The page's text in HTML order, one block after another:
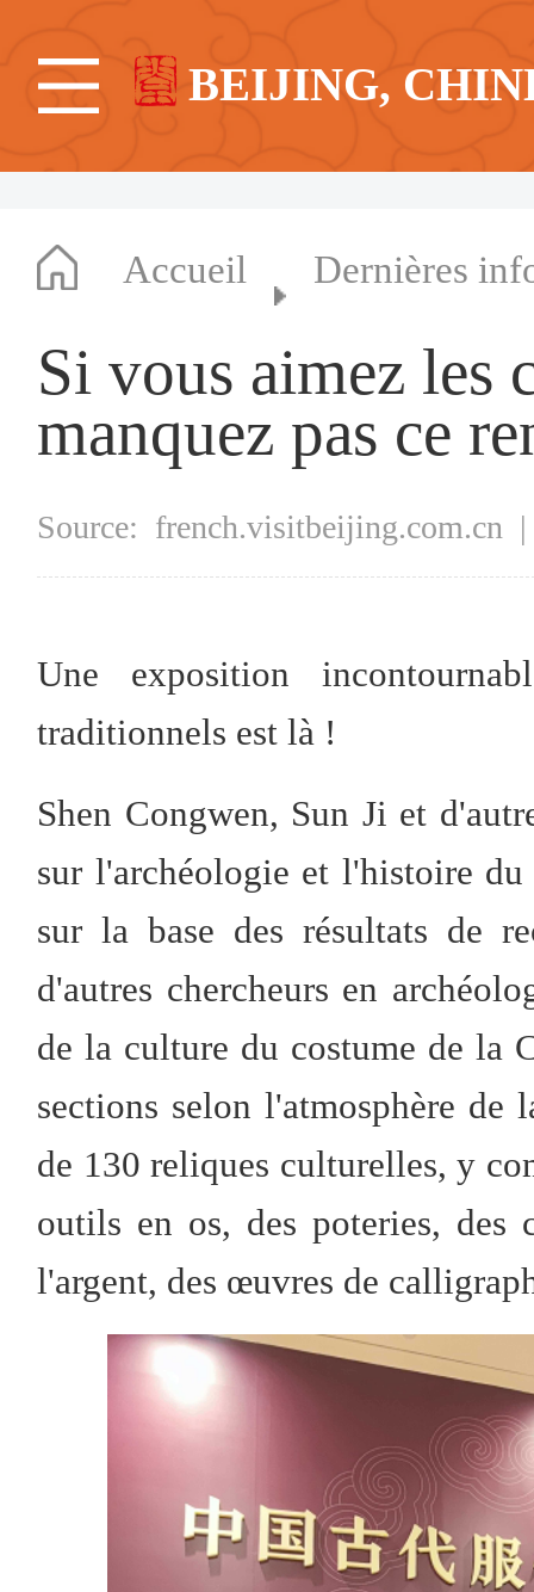
BEIJING,
Accueil Dernières
Si vous aimez les
manquez pas ce
Source: french.visitbeijing.com.cn
Une exposition
traditionnels est là !
Shen Congwen, Sun Ji et
sur l'archéologie et l'histoire
sur la base des résultats de
d'autres chercheurs en
de la culture du costume de la
sections selon l'atmosphère de
de 130 reliques culturelles, y
outils en os, des poteries, des
l'argent, des œuvres de